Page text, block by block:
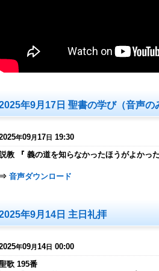
年9月17日 聖書の学び（音声の
年09月 17 日 19:30
教 『 義の道を知らなかったほうがよかっ
⇒ 音声ダウンロード
年9月14日 主日礼拝
年09月 14日 00:00
歌 195番